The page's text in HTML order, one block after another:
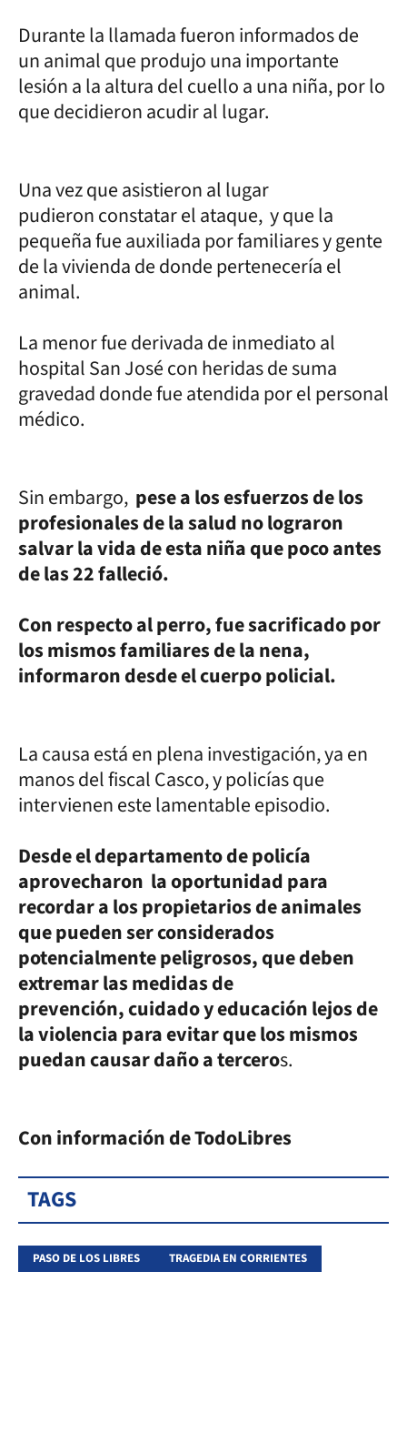
Durante la llamada fueron informados de
un animal que produjo una importante
lesión a la altura del cuello a una niña, por lo
que decidieron acudir al lugar.
Una vez que asistieron al lugar
pudieron constatar el ataque, y que la
pequeña fue auxiliada por familiares y gente
de la vivienda de donde pertenecería el
animal.
La menor fue derivada de inmediato al
hospital San José con heridas de suma
gravedad donde fue atendida por el personal
médico.
Sin embargo, pese a los esfuerzos de los
profesionales de la salud no lograron
salvar la vida de esta niña que poco antes
de las 22 falleció.
Con respecto al perro, fue sacrificado por
los mismos familiares de la nena,
informaron desde el cuerpo policial.
La causa está en plena investigación, ya en
manos del fiscal Casco, y policías que
intervienen este lamentable episodio.
Desde el departamento de policía
aprovecharon la oportunidad para
recordar a los propietarios de animales
que pueden ser considerados
potencialmente peligrosos, que deben
extremar las medidas de
prevención, cuidado y educación lejos de
la violencia para evitar que los mismos
puedan causar daño a terceros.
Con información de TodoLibres
TAGS
PASO DE LOS LIBRES TRAGEDIA EN CORRIENTES